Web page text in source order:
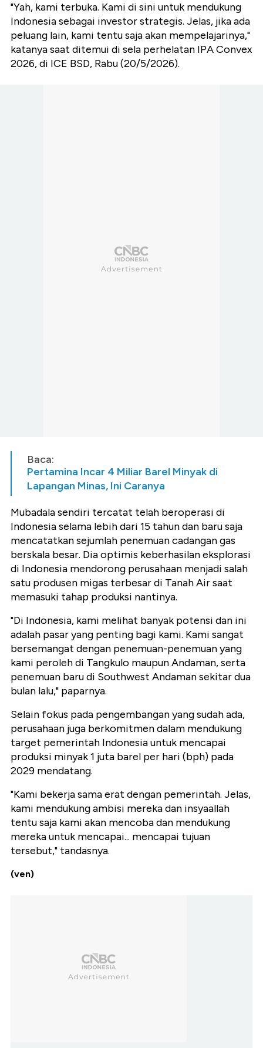
"Yah, kami terbuka. Kami di sini untuk mendukung
Indonesia sebagai investor strategis. Jelas, jika ada
peluang lain, kami tentu saja akan mempelajarinya,"
katanya saat ditemui di sela perhelatan IPA Convex
2026, di ICE BSD, Rabu (20/5/2026).
Baca:
Pertamina Incar 4 Miliar Barel Minyak di
Lapangan Minas, Ini Caranya
Mubadala sendiri tercatat telah beroperasi di
Indonesia selama lebih dari 15 tahun dan baru saja
mencatatkan sejumlah penemuan cadangan gas
berskala besar. Dia optimis keberhasilan eksplorasi
di Indonesia mendorong perusahaan menjadi salah
satu produsen migas terbesar di Tanah Air saat
memasuki tahap produksi nantinya.
"Di Indonesia, kami melihat banyak potensi dan ini
adalah pasar yang penting bagi kami. Kami sangat
bersemangat dengan penemuan-penemuan yang
kami peroleh di Tangkulo maupun Andaman, serta
penemuan baru di Southwest Andaman sekitar dua
bulan lalu," paparnya.
Selain fokus pada pengembangan yang sudah ada,
perusahaan juga berkomitmen dalam mendukung
target pemerintah Indonesia untuk mencapai
produksi minyak 1 juta barel per hari (bph) pada
2029 mendatang.
"Kami bekerja sama erat dengan pemerintah. Jelas,
kami mendukung ambisi mereka dan insyaallah
tentu saja kami akan mencoba dan mendukung
mereka untuk mencapai... mencapai tujuan
tersebut," tandasnya.
(ven)